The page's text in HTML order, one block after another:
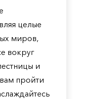
целые
миров,
вокруг
и
пройти